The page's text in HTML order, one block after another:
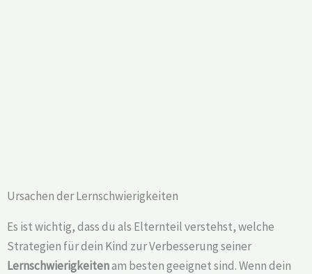
Ursachen der Lernschwierigkeiten
Es ist wichtig, dass du als Elternteil verstehst, welche
Strategien für dein Kind zur Verbesserung seiner
Lernschwierigkeitenam besten geeignet sind. Wenn dein